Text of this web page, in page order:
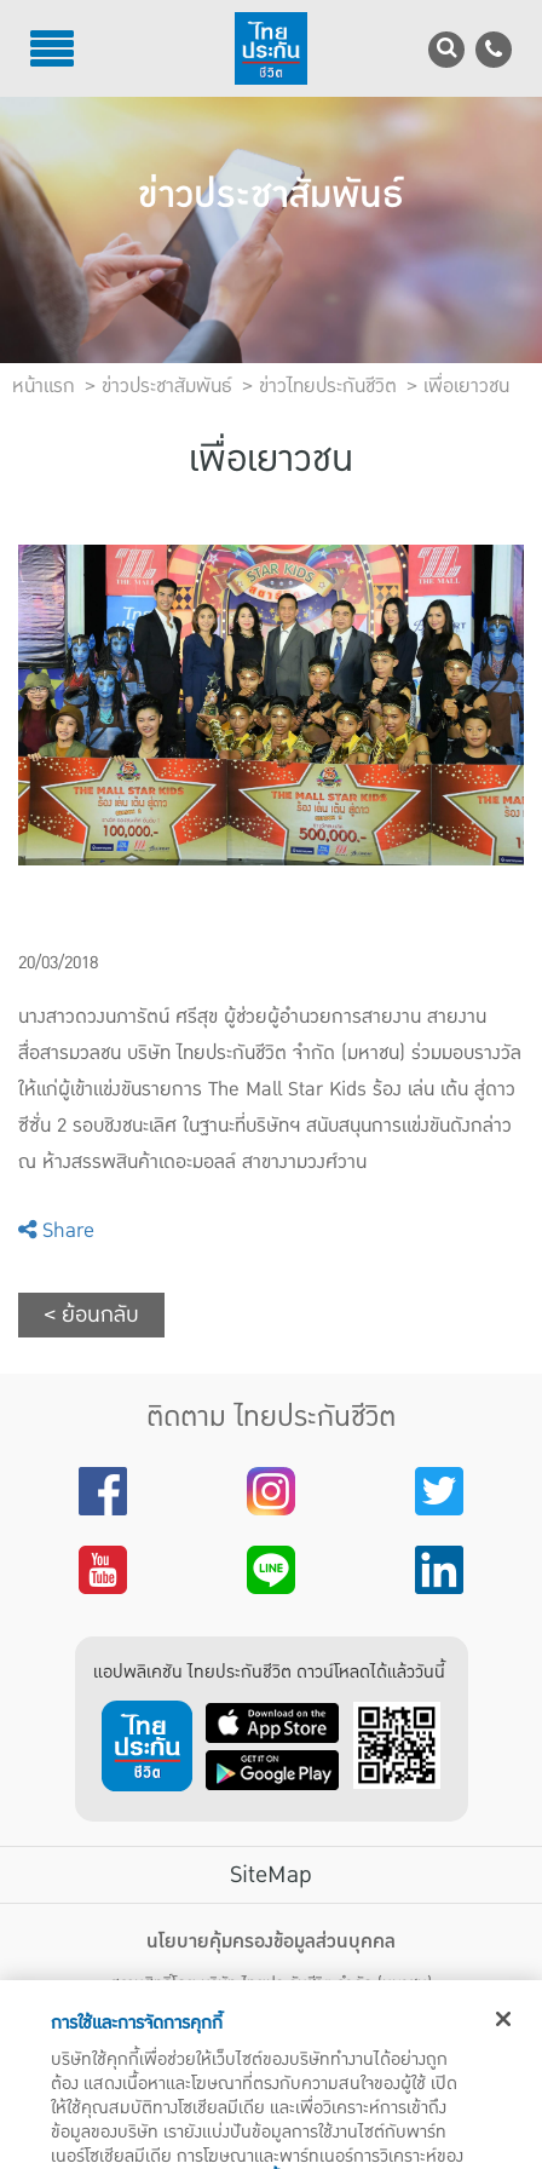
TH EN
บริการลูกค้า
บริการตัวแทน
รู้จักไทยประกันชีวิต
นักลงทุนสัมพันธ์
เพื่อสังคมไทย
ติดต่อไทยประกันชีวิต
แบบประกันทั้งหมด
แบบประกันที่เหมาะกับช่วงอายุ
เปรียบเทียบแบบประกัน
เลือกแบบประกันที่เหมาะกับคุณ
TL Learning Center
ข่าวประชาสัมพันธ์
หน้าแรก ข่าวประชาสัมพันธ์ ข่าวไทยประกันชีวิต เพื่อเยาวชน
เพื่อเยาวชน
20/03/2018
นางสาวดวงนภารัตน์ ศรีสุข ผู้ช่วยผู้อำนวยการสายงาน สายงาน
สื่อสารมวลชน บริษัท ไทยประกันชีวิต จำกัด (มหาชน) ร่วมมอบรางวัล
ให้แก่ผู้เข้าแข่งขันรายการ The Mall Star Kids ร้อง เล่น เต้น สู่ดาว
ซีซั่น 2 รอบชิงชนะเลิศ ในฐานะที่บริษัทฯ สนับสนุนการแข่งขันดังกล่าว
ณ ห้างสรรพสินค้าเดอะมอลล์ สาขางามวงศ์วาน
Share
< ย้อนกลับ
ติดตาม ไทยประกันชีวิต
แอปพลิเคชัน ไทยประกันชีวิต ดาวน์โหลดได้แล้ววันนี้
SiteMap
ไทยประกันชีวิต HEALTH CARE SOLUTIONS
สิทธิพิเศษ
แอปพลิเคชัน ไทยประกันชีวิต
ไทยประกันชีวิตแคร์เซ็นเตอร์
ไทยประกันชีวิตเมดิแคร์
ไทยประกันชีวิตอีซี่เพย์
ไทยประกันชีวิตฮอตเคลม
นโยบายคุ้มครองข้อมูลส่วนบุคคล
สงวนสิทธิ์โดย บริษัท ไทยประกันชีวิต จำกัด (มหาชน)
123 ถนน รัชดาภิเษก แขวงดินแดง เขตดินแดง กรุงเทพฯ 10400 โทรศัพท์ 02-
บริษัทฯ ขอแจ้งให้ผู้ใช้บริการทราบว่า บรรดาข้อความ ภาพ เสียง เนื้อหา ชื่อ ชื่อทางการค้า ส่วนประกอบใดๆ
ทั้งหมดของเว็บไซต์ รวมถึงเครื่องหมายการค้า เครื่องหมาย บริการ ลิขสิทธิ์ สิทธิบัตร ความรู้ต่างๆ ที่ปรากฏ
บนเว็บไซต์ของบริษัทฯ นี้ เป็นงานอันได้รับความคุ้มครองตามกฎหมายทรัพย์สินทางปัญญาของไทยโดยชอบ
ด้วยกฎหมายของบริษัทฯ แต่เพียงผู้เดียว หากบุคคลใดลอกเลียน ปลอมแปลง ทำซ้ำ ดัดแปลง เผยแพร่ต่อ
สาธารณชน จำหน่าย มีไว้ให้เช่า หรือกระทำการใดๆ ในลักษณะที่เป็นการแสวงหาประโยชน์ทางการค้าหรือ
การใช้และการจัดการคุกกี้
บริษัทใช้คุกกี้เพื่อช่วยให้เว็บไซต์ของบริษัททำงานได้อย่างถูก
ต้อง แสดงเนื้อหาและโฆษณาที่ตรงกับความสนใจของผู้ใช้ เปิด
ให้ใช้คุณสมบัติทางโซเชียลมีเดีย และเพื่อวิเคราะห์การเข้าถึง
ข้อมูลของบริษัท เรายังแบ่งปันข้อมูลการใช้งานไซต์กับพาร์ท
เนอร์โซเชียลมีเดีย การโฆษณาและพาร์ทเนอร์การวิเคราะห์ของ